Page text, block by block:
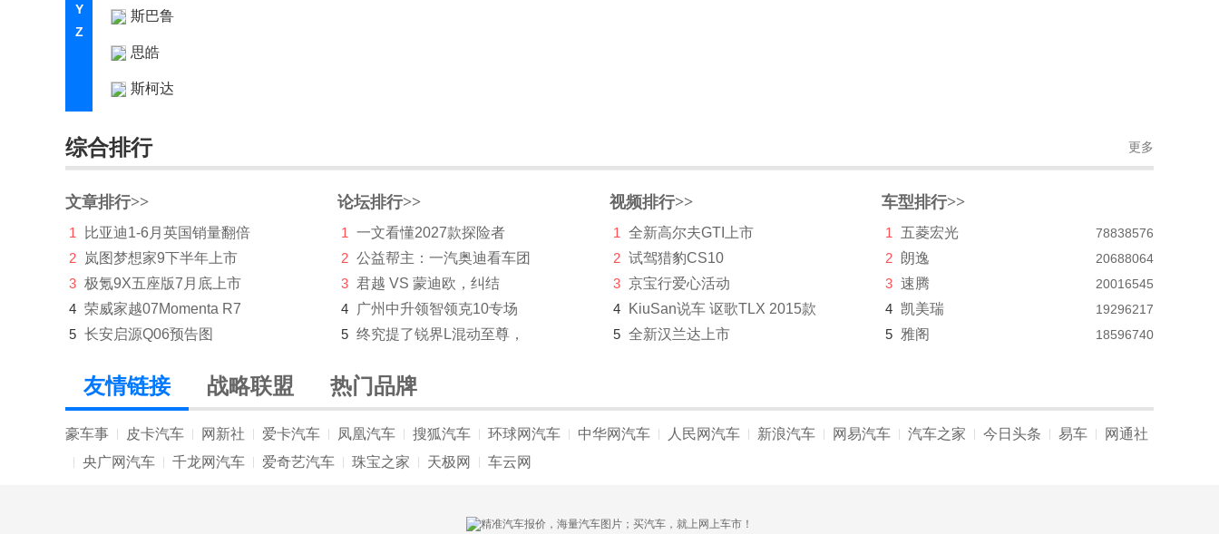
Y
Z
斯巴鲁
思皓
斯柯达
SWM斯威汽车
T
坦克
腾势
特斯拉
W
未奥汽车
蔚来
威麟
综合排行 更多
文章排行>>
1
比亚迪1-6月英国销量翻倍
2
岚图梦想家9下半年上市
3 极氪9X五座版7月底上市
4 荣威家越07Momenta R7
5 长安启源Q06预告图
论坛排行>>
1
一文看懂2027款探险者
2 公益帮主：一汽奥迪看车团
3 君越 VS 蒙迪欧，纠结
4
广州中升领智领克10专场
5 终究提了锐界L混动至尊，
视频排行>>
1
全新高尔夫GTI上市
2 试驾猎豹CS10
3 京宝行爱心活动
4
KiuSan说车 讴歌TLX 2015款
5 全新汉兰达上市
车型排行>>
1 五菱宏光 78838576
2 朗逸 20688064
3 速腾 20016545
4 凯美瑞 19296217
5 雅阁 18596740
友情链接 战略联盟 热门品牌
豪车事 皮卡汽车 网新社 爱卡汽车 凤凰汽车 搜狐汽车 环球网汽车 中华网汽车 人民网汽车 新浪汽车 网易汽车 汽车之家 今日头条 易车 网通社
央广网汽车 千龙网汽车 爱奇艺汽车 珠宝之家 天极网 车云网